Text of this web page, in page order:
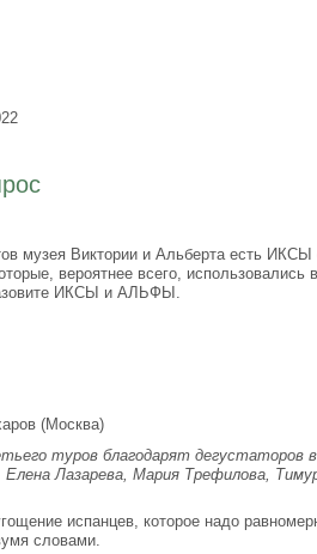
музея Виктории и Альберта есть
вероятнее всего,
ИКСЫ и АЛЬФЫ.
(Москва)
туров благодарят дегустаторов
Елена Лазарева, Мария Трефилова,
испанцев, которое надо
словами.